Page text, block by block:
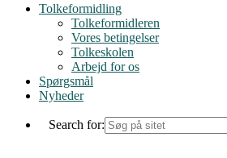
Tolkeformidling
Tolkeformidleren
Vores betingelser
Tolkeskolen
Arbejd for os
Spørgsmål
Nyheder
Search for: